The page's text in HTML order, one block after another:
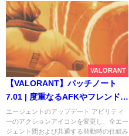
VALORANT
【VALORANT】パッチノート
7.01 | 度重なるAFKやフレンドリ
ーファイヤ、対戦回避に対する
ペナルティーを追加
エージェントのアップデート アビリティ
ーのアクションアイコンを変更し、全エー
ジェント間および共通する発動時の仕組み